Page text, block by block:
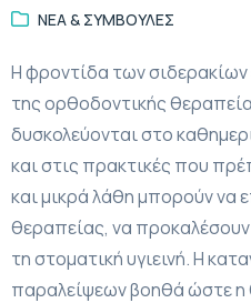
ΝΈΑ & ΣΥΜΒΟΥΛΈΣ
Η φροντίδα των σιδερακίων
της ορθοδοντικής
δυσκολεύονται στο
και στις πρακτικές που
και μικρά λάθη μπορούν να
θεραπείας, να
τη στοματική υγιεινή. Η
παραλείψεων βοηθά ώστε η